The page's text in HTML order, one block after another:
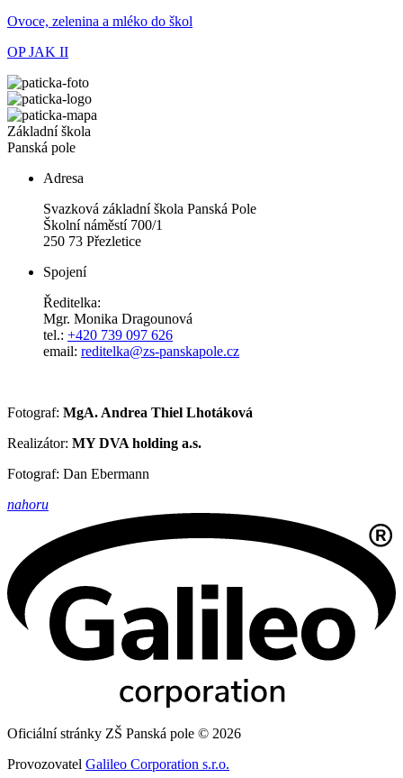
Ovoce, zelenina a mléko do škol
OP JAK II
Základní škola
Panská pole
Adresa
Svazková základní škola Panská Pole
Školní náměstí 700/1
250 73 Přezletice
Spojení
Ředitelka:
Mgr. Monika Dragounová
tel.: +420 739 097 626
email: reditelka@zs-panskapole.cz
Fotograf: MgA. Andrea Thiel Lhotáková
Realizátor: MY DVA holding a.s.
Fotograf: Dan Ebermann
nahoru
Oficiální stránky ZŠ Panská pole © 2026
Provozovatel Galileo Corporation s.r.o.